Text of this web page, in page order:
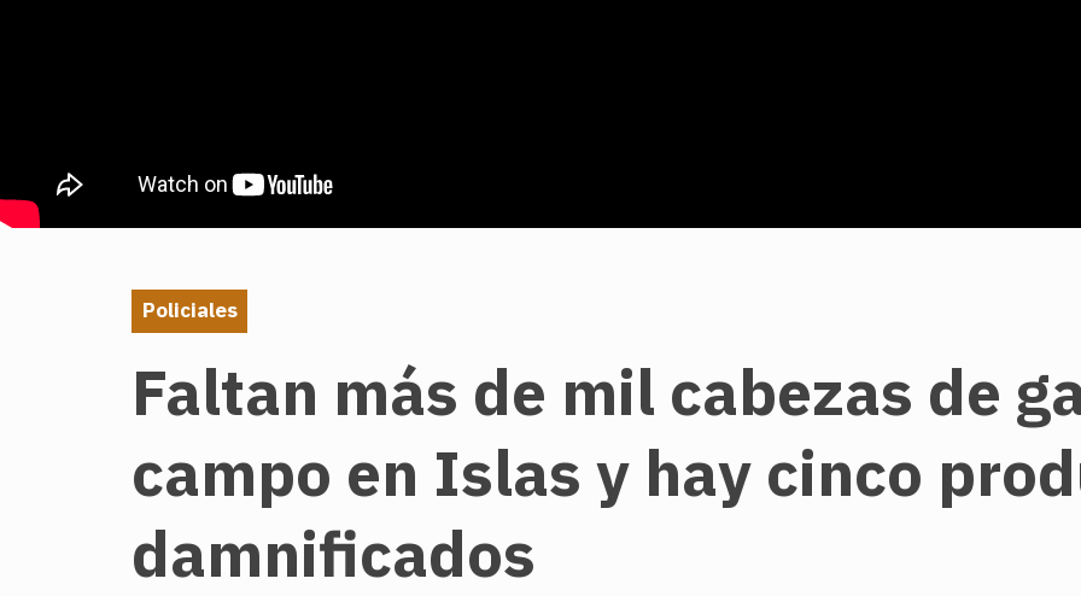
Faltan más de mil cabezas de
campo en Islas y hay cinco
damnificados
Policiales